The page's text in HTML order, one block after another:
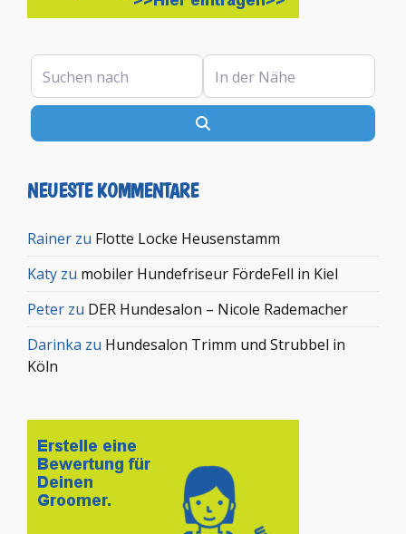
Suchen nach In der Nähe
NEUESTE KOMMENTARE
Rainer zu Flotte Locke Heusenstamm
Katy zu mobiler Hundefriseur FördeFell in Kiel
Peter zu DER Hundesalon – Nicole Rademacher
Darinka zu Hundesalon Trimm und Strubbel in
Köln